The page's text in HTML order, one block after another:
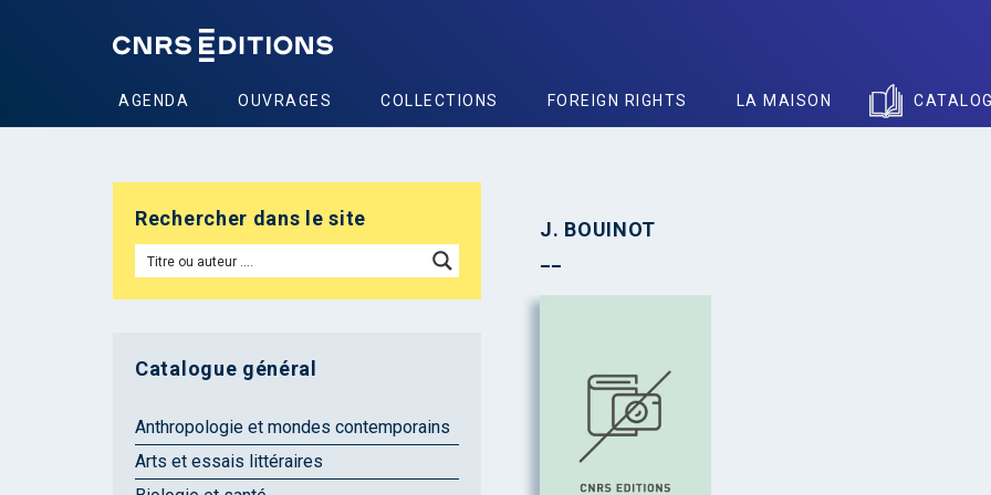
AGENDA OUVRAGES COLLECTIONS FOREIGN RIGHTS LA MAISON
J. BOUINOT
Rechercher dans le site
Catalogue général
Anthropologie et mondes contemporains
Arts et essais littéraires